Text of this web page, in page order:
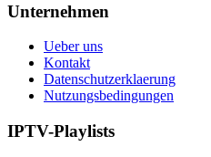
Unternehmen
Ueber uns
Kontakt
Datenschutzerklaerung
Nutzungsbedingungen
IPTV-Playlists